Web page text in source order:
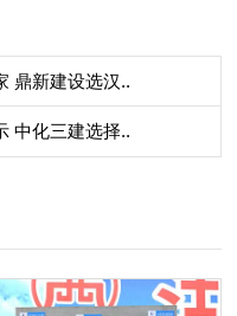
鼎新建设选汉..
中化三建选择..